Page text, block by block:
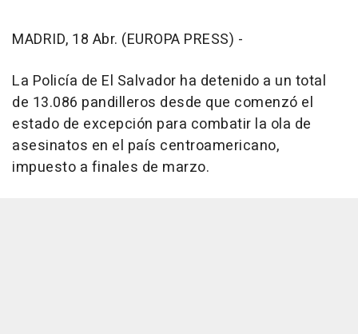
MADRID, 18 Abr. (EUROPA PRESS) -
La Policía de El Salvador ha detenido a un total
de 13.086 pandilleros desde que comenzó el
estado de excepción para combatir la ola de
asesinatos en el país centroamericano,
impuesto a finales de marzo.